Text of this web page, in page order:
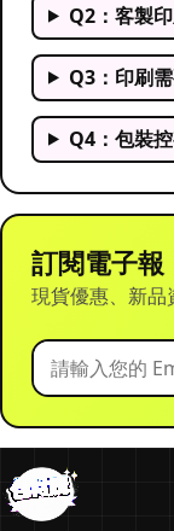
Q2：客製
Q3：印刷
Q4：包裝
訂閱電子報
現貨優惠、新品